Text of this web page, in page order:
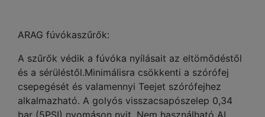
ARAG fúvókaszűrők:
A szűrők védik a fúvóka nyílásait az eltömődéstől
és a sérüléstől.Minimálisra csökkenti a szórófej
csepegését és valamennyi Teejet szórófejhez
alkalmazható. A golyós visszacsapószelep 0,34
bar (5PSI) nyomáson nyit. Nem használható AI